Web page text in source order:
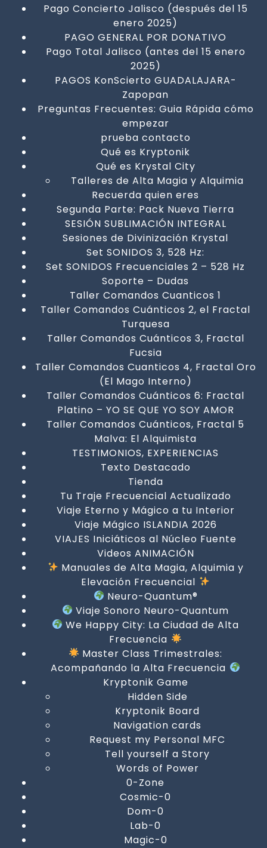
Pago Concierto Jalisco (después del 15
enero 2025)
PAGO GENERAL POR DONATIVO
Pago Total Jalisco (antes del 15 enero
2025)
PAGOS KonScierto GUADALAJARA-
Zapopan
Preguntas Frecuentes: Guia Rápida cómo
empezar
prueba contacto
Qué es Kryptonik
Qué es Krystal City
Talleres de Alta Magia y Alquimia
Recuerda quien eres
Segunda Parte: Pack Nueva Tierra
SESIÓN SUBLIMACIÓN INTEGRAL
Sesiones de Divinización Krystal
Set SONIDOS 3, 528 Hz:
Set SONIDOS Frecuenciales 2 – 528 Hz
Soporte – Dudas
Taller Comandos Cuanticos 1
Taller Comandos Cuánticos 2, el Fractal
Turquesa
Taller Comandos Cuánticos 3, Fractal
Fucsia
Taller Comandos Cuanticos 4, Fractal Oro
(El Mago Interno)
Taller Comandos Cuánticos 6: Fractal
Platino – YO SE QUE YO SOY AMOR
Taller Comandos Cuánticos, Fractal 5
Malva: El Alquimista
TESTIMONIOS, EXPERIENCIAS
Texto Destacado
Tienda
Tu Traje Frecuencial Actualizado
Viaje Eterno y Mágico a tu Interior
Viaje Mágico ISLANDIA 2026
VIAJES Iniciáticos al Núcleo Fuente
Videos ANIMACIÓN
Manuales de Alta Magia, Alquimia y
Elevación Frecuencial
Neuro-Quantum®
Viaje Sonoro Neuro-Quantum
We Happy City: La Ciudad de Alta
Frecuencia
Master Class Trimestrales:
Acompañando la Alta Frecuencia
Kryptonik Game
Hidden Side
Kryptonik Board
Navigation cards
Request my Personal MFC
Tell yourself a Story
Words of Power
0-Zone
Cosmic-0
Dom-0
Lab-0
Magic-0